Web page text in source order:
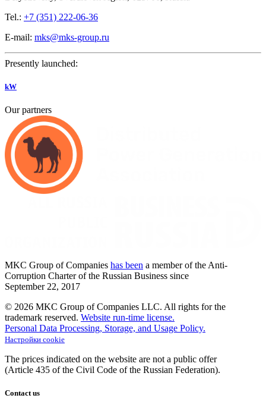
Tel.: +7 (351) 222-06-36
E-mail: mks@mks-group.ru
Presently launched:
kW
Our partners
MKC Group of Companies has been a member of the Anti-
Corruption Charter of the Russian Business since
September 22, 2017
© 2026 MKC Group of Companies LLC. All rights for the
trademark reserved. Website run-time license.
Personal Data Processing, Storage, and Usage Policy.
Настройки cookie
The prices indicated on the website are not a public offer
(Article 435 of the Civil Code of the Russian Federation).
Contact us